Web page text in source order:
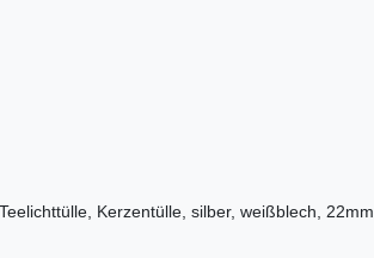
Kerzentülle, silber, weißblech, 22mm